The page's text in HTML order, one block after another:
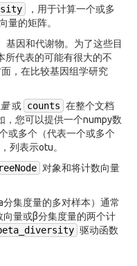
，用于计算一个或多
量的矩阵。
基因和代谢物。为了这些目
所代表的可能有很大的不
，在比较基因组学研究
或 counts 在整个文档
，您可以提供一个numpy数
或多个（代表一个或多个
列表示otu。
对象和将计数向量
集度量的多对样本）通常
量或β分集度量的两个计
驱动函数